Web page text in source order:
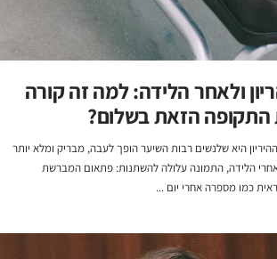
ולאחר הלידה: למה זה קורה
התקופה הזאת בשלום?
היא שלנשים רבות השיער הופך לעבה, מבריק ומלא יותר
הלידה, התמונה עלולה להשתנות: פתאום המברשת
כמו מספרה אחרי יום ...